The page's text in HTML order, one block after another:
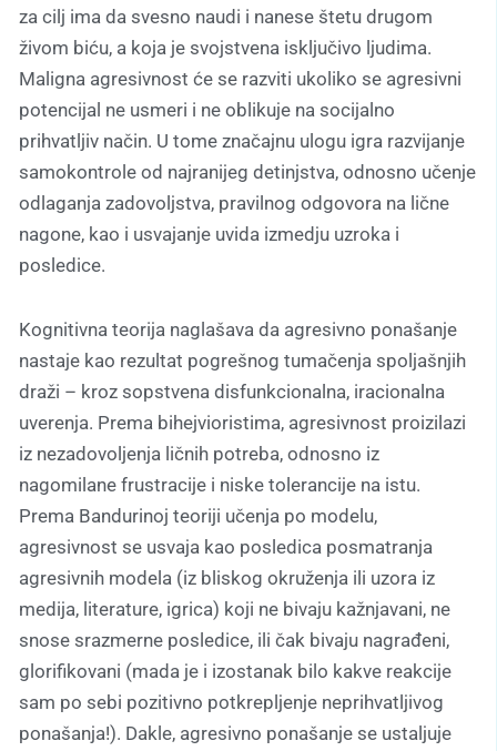
za cilj ima da svesno naudi i nanese štetu drugom
živom biću, a koja je svojstvena isključivo ljudima.
Maligna agresivnost će se razviti ukoliko se agresivni
potencijal ne usmeri i ne oblikuje na socijalno
prihvatljiv način. U tome značajnu ulogu igra razvijanje
samokontrole od najranijeg detinjstva, odnosno učenje
odlaganja zadovoljstva, pravilnog odgovora na lične
nagone, kao i usvajanje uvida izmedju uzroka i
posledice.
Kognitivna teorija naglašava da agresivno ponašanje
nastaje kao rezultat pogrešnog tumačenja spoljašnjih
draži – kroz sopstvena disfunkcionalna, iracionalna
uverenja. Prema bihejvioristima, agresivnost proizilazi
iz nezadovoljenja ličnih potreba, odnosno iz
nagomilane frustracije i niske tolerancije na istu.
Prema Bandurinoj teoriji učenja po modelu,
agresivnost se usvaja kao posledica posmatranja
agresivnih modela (iz bliskog okruženja ili uzora iz
medija, literature, igrica) koji ne bivaju kažnjavani, ne
snose srazmerne posledice, ili čak bivaju nagrađeni,
glorifikovani (mada je i izostanak bilo kakve reakcije
sam po sebi pozitivno potkrepljenje neprihvatljivog
ponašanja!). Dakle, agresivno ponašanje se ustaljuje